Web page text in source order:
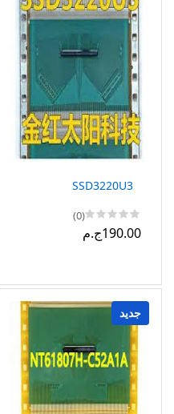
SSD3220U3
(0)
190.00ج.م
جديد